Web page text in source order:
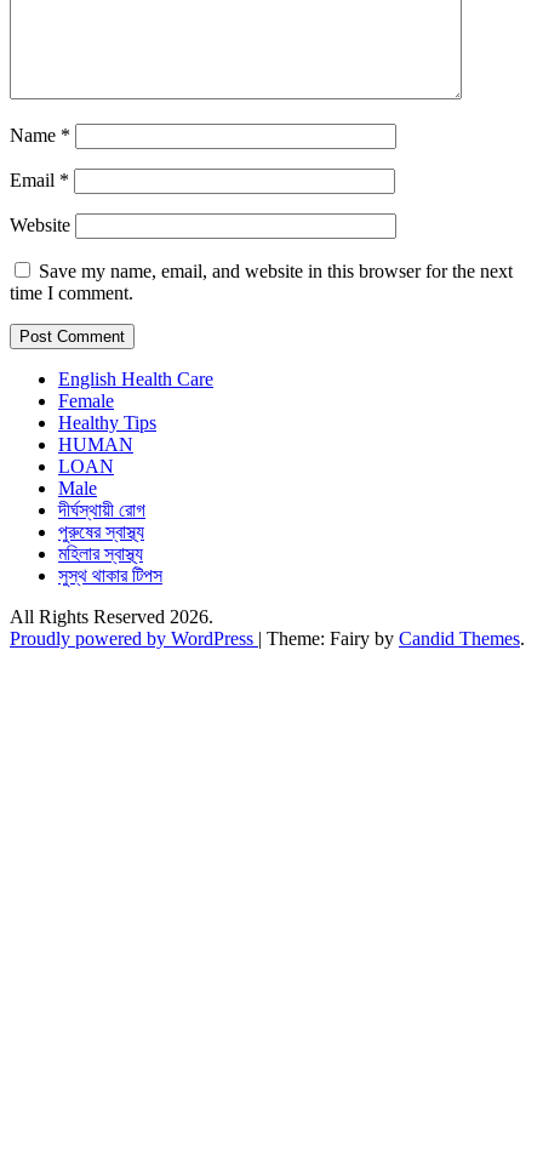
Name *
Email *
Website
Save my name, email, and website in this browser for the next
time I comment.
English Health Care
Female
Healthy Tips
HUMAN
LOAN
Male
দীর্ঘস্থায়ী রোগ
পুরুষের স্বাস্থ্য
মহিলার স্বাস্থ্য
সুস্থ থাকার টিপস
All Rights Reserved 2026.
Proudly powered by WordPress | Theme: Fairy by Candid Themes.